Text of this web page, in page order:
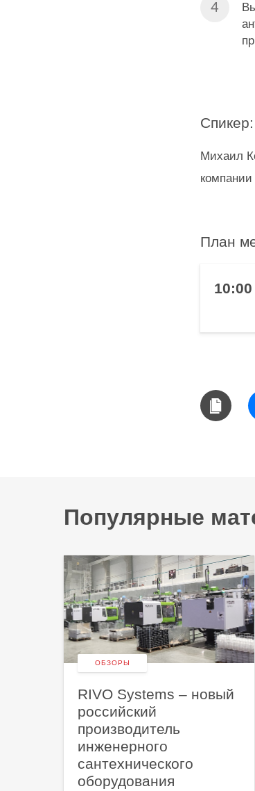
Спикер:
Михаил
План
Популярные
ОБЗОРЫ
RIVO Systems – новый
российский
производитель
инженерного
сантехнического
оборудования